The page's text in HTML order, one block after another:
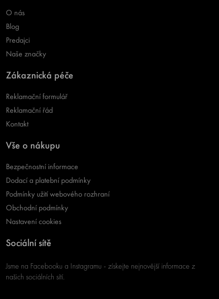
O nás
Blog
Predajci
Naše značky
Zákaznická péče
Reklamační formulář
Reklamační řád
Kontakt
Vše o nákupu
Bezpečnostní informace
Dodací a platební podmínky
Podmínky užití webového rozhraní
Obchodní podmínky
Nastavení cookies
Sociální sítě
Jsme na Facebooku a Instagramu - získejte nejnovější informace z
našich sociálních sítí.